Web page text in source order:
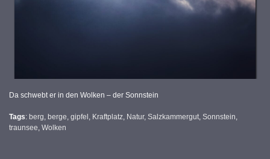
Da schwebt er in den Wolken – der Sonnstein
Tags: berg, berge, gipfel , Kraftplatz, Natur, Salzkammergut, Sonnstein,
traunsee, Wolken